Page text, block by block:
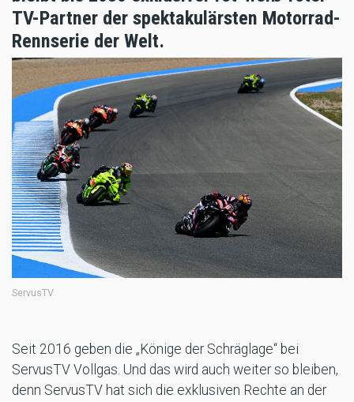
TV-Partner der spektakulärsten Motorrad-
Rennserie der Welt.
ServusTV
Seit 2016 geben die „Könige der Schräglage“ bei
ServusTV Vollgas. Und das wird auch weiter so bleiben,
denn ServusTV hat sich die exklusiven Rechte an der